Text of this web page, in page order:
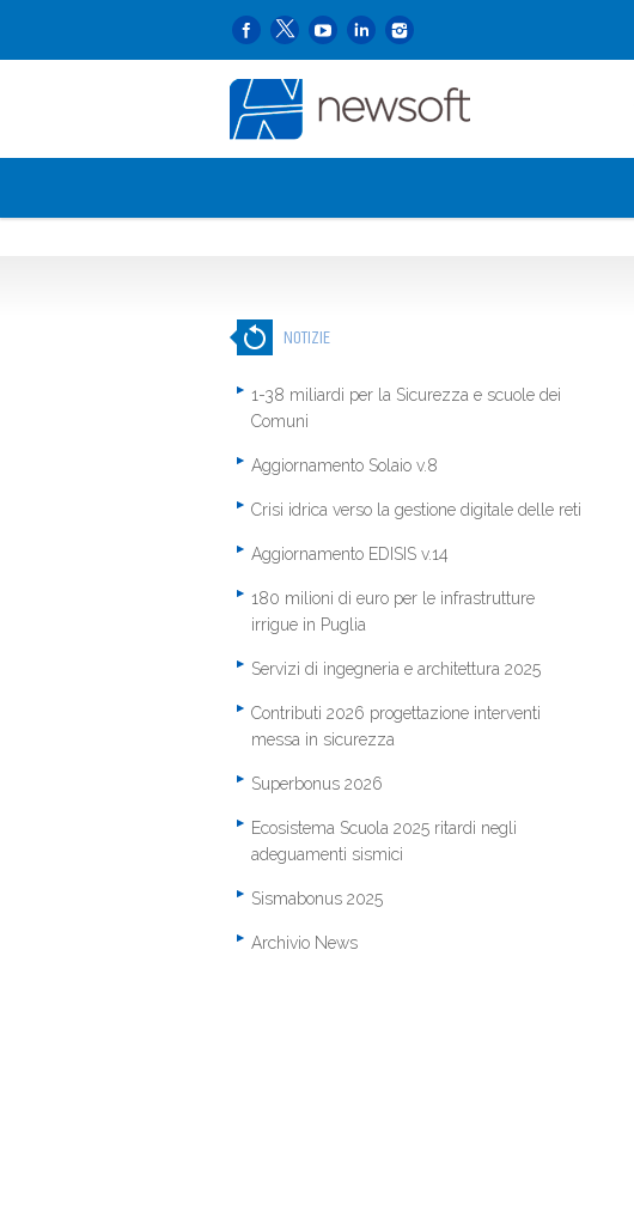
NOTIZIE
1-38 miliardi per la Sicurezza e scuole dei
Comuni
Aggiornamento Solaio v.8
Crisi idrica verso la gestione digitale delle reti
Aggiornamento EDISIS v.14
180 milioni di euro per le infrastrutture
irrigue in Puglia
Servizi di ingegneria e architettura 2025
Contributi 2026 progettazione interventi
messa in sicurezza
Superbonus 2026
Ecosistema Scuola 2025 ritardi negli
adeguamenti sismici
Sismabonus 2025
Archivio News